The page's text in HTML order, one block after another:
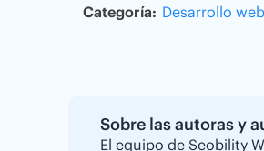
Categoría: Desarrollo web
Sobre las autoras y
El equipo de Seobility